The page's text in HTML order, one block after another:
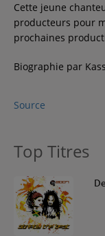
Cette jeune
producteurs pour
prochaines
Biographie par
Source
Top Titres
1